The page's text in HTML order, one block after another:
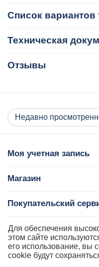
Список вариантов
Техническая
Отзывы
Недавно
Моя учетная запись
Магазин
Покупательский
Контакты
Для обеспечения
этом сайте
его использование, вы
cookie будут